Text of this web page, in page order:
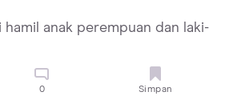
anak perempuan dan laki-
0 Simpan